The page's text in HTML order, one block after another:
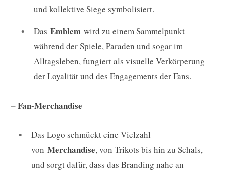
und kollektive Siege symbolisiert.
Das Emblem wird zu einem Sammelpunkt
während der Spiele, Paraden und sogar im
Alltagsleben, fungiert als visuelle Verkörperung
der Loyalität und des Engagements der Fans.
– Fan-Merchandise
Das Logo schmückt eine Vielzahl
von Merchandise, von Trikots bis hin zu Schals,
und sorgt dafür, dass das Branding nahe an